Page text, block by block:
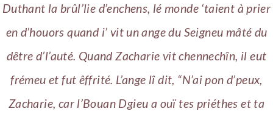
Duthant la brûl’lie d’enchens, lé monde ‘taient à prier
en d’houors quand i’ vit un ange du Seigneu mâté du
dêtre d’l’auté. Quand Zacharie vit chennechîn, il eut
frémeu et fut êffrité. L’ange lî dit, “N’ai pon d’peux,
Zacharie, car l’Bouan Dgieu a ouï tes priéthes et ta